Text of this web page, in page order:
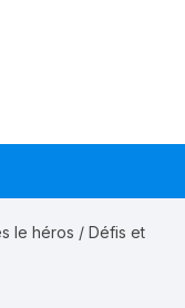
le héros /Défis et